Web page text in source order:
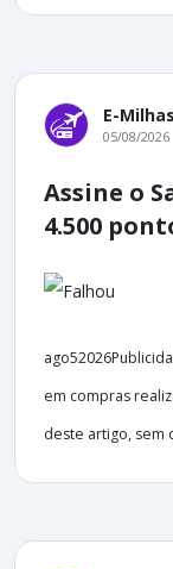
E-Milhas
05/08/2026
Assine o
4.500
em compras
deste artigo, sem